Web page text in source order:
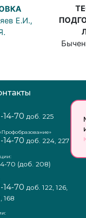
Е.И.,
14-70 доб. 225
14-70 доб. 224, 227
70 (доб. 208)
14-70 доб. 122, 126,
168